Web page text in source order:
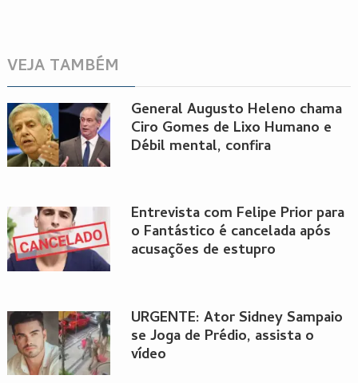
VEJA TAMBÉM
General Augusto Heleno chama
Ciro Gomes de Lixo Humano e
Débil mental, confira
Entrevista com Felipe Prior para
o Fantástico é cancelada após
acusações de estupro
URGENTE: Ator Sidney Sampaio
se Joga de Prédio, assista o
vídeo